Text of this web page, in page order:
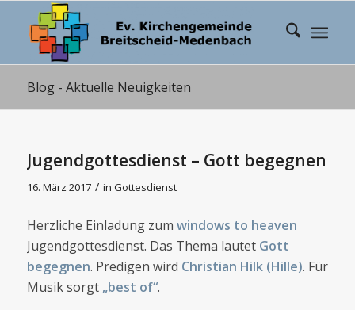
Blog - Aktuelle Neuigkeiten
Jugendgottesdienst – Gott begegnen
16. März 2017 / in Gottesdienst
Herzliche Einladung zum windows to heaven
Jugendgottesdienst. Das Thema lautet Gott
begegnen. Predigen wird Christian Hilk (Hille). Für
Musik sorgt „best of“.